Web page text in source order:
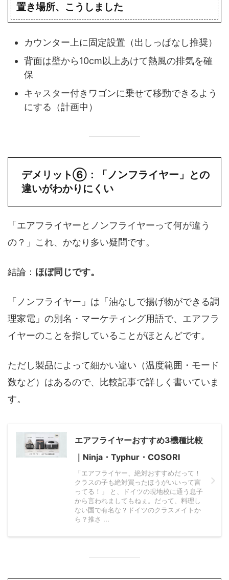
置き場所、こうしました
カウンター上に固定設置（出しっぱなし推奨）
背面は壁から10cm以上あけて熱風の排気を確
保
キャスター付きワゴンに乗せて移動できるよう
にする（計画中）
デメリット⑥：「ノンフライヤー」との
違いがわかりにくい
「エアフライヤーとノンフライヤーって何が違う
の？」これ、かなり多い疑問です。
結論： ほぼ同じです。
「ノンフライヤー」は「油なしで揚げ物ができる調
理家電」の別名・マーケティング用語で、エアフラ
イヤーのことを指していることがほとんどです。
ただし製品によって細かい違い（温度範囲・モード
数など）はあるので、比較記事で詳しく書いていま
す。
エアフライヤーおすすめ3機種比較
｜Ninja・Typhur・COSORI
「エアフライヤー、絶対おすすめだって！
クラスの子も絶対買ったほうがいいって言
ってる！」 と、ドイツの現地校に通う息子
から言われましてもねぇ。だって、料理し
ない国で有名な？ドイツのクラスメイトか
ら？推さ ...